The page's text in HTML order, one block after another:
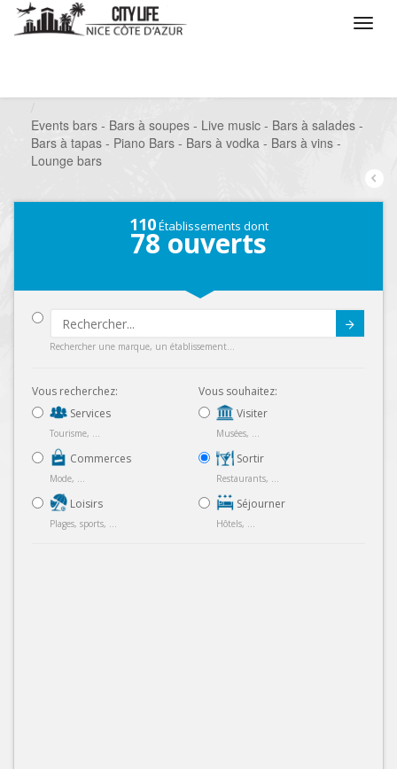
Events bars - Bars à soupes - Live music - Bars à salades -
Bars à tapas - Piano Bars - Bars à vodka - Bars à vins -
Lounge bars
110Établissements dont
78 ouverts
Rechercher une marque, un établissement...
Vous recherchez:
Services
Tourisme, ...
Commerces
Mode, ...
Loisirs
Plages, sports, ...
Vous souhaitez:
Visiter
Musées, ...
Sortir
Restaurants, ...
Séjourner
Hôtels, ...